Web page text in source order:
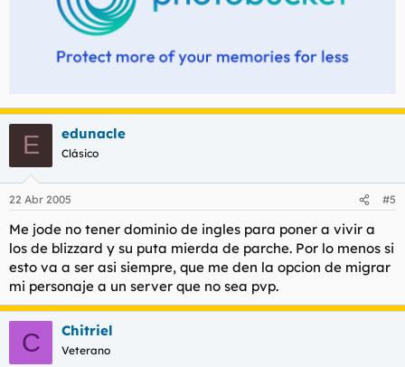
E edunacle
Clásico
22 Abr 2005 #5
Me jode no tener dominio de ingles para poner a vivir a
los de blizzard y su puta mierda de parche. Por lo menos si
esto va a ser asi siempre, que me den la opcion de migrar
mi personaje a un server que no sea pvp.
C Chitriel
Veterano